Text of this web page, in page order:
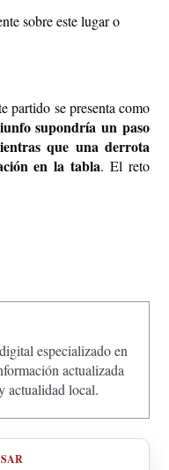
sobre este lugar o
partido se presenta como
supondría un paso
que una derrota
en la tabla. El reto
especializado en
actualizada
actualidad local.